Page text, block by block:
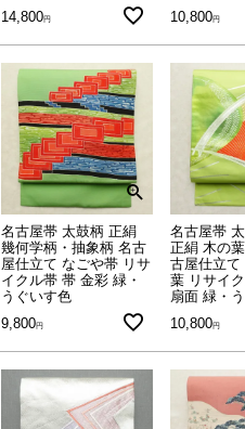
14,800
10,800
名古屋帯 太鼓柄 正絹
幾何学柄・抽象柄 名古
屋仕立て なごや帯 リサ
イクル帯 帯 金彩 緑・
うぐいす色
9,800
名古屋帯
正絹 木の
古屋仕立て
葉 リサイ
扇面 緑・
10,800